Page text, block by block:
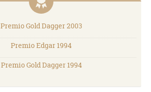
Premio Gold Dagger 2003
Premio Edgar 1994
Premio Gold Dagger 1994